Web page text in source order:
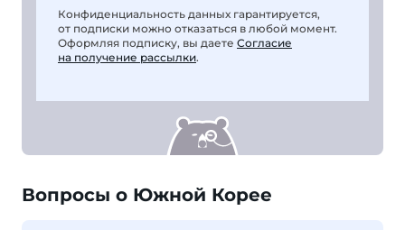
Конфиденциальность данных гарантируется,
от подписки можно отказаться в любой момент.
Оформляя подписку, вы даете Согласие
на получение рассылки.
Вопросы о Южной Корее